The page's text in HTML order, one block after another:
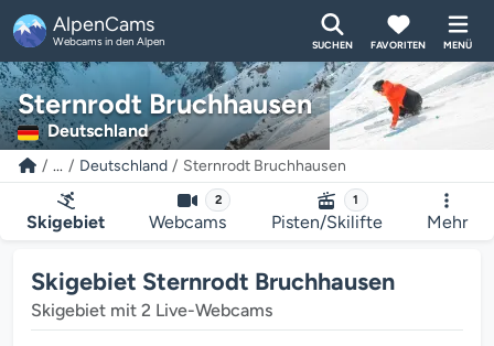
AlpenCams
Webcams in den Alpen SUCHEN FAVORITEN MENÜ
Sternrodt Bruchhausen
Deutschland
... Deutschland Sternrodt Bruchhausen
Skigebiet
2
Webcams
1
Pisten/Skilifte Mehr
Skigebiet Sternrodt Bruchhausen
Skigebiet mit 2 Live-Webcams